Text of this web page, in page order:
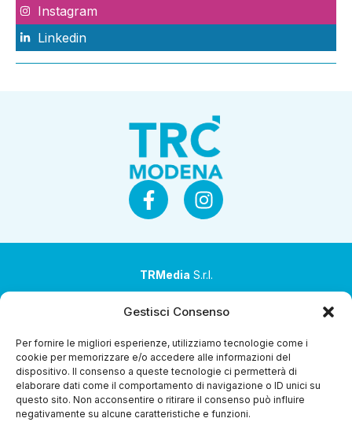
Gestisci Consenso
Per fornire le migliori esperienze, utilizziamo tecnologie come i
cookie per memorizzare e/o accedere alle informazioni del
dispositivo. Il consenso a queste tecnologie ci permetterà di
elaborare dati come il comportamento di navigazione o ID unici su
questo sito. Non acconsentire o ritirare il consenso può influire
negativamente su alcune caratteristiche e funzioni.
Instagram
Linkedin
TRMedia S.r.l.
coordinamento da parte di Coop Alleanza 3.0 Soc. Coop.
Sede legale: via Ragazzi del ’99 nr. 51 42124 Reggio Emilia
(RE)
P.Iva 00651840365